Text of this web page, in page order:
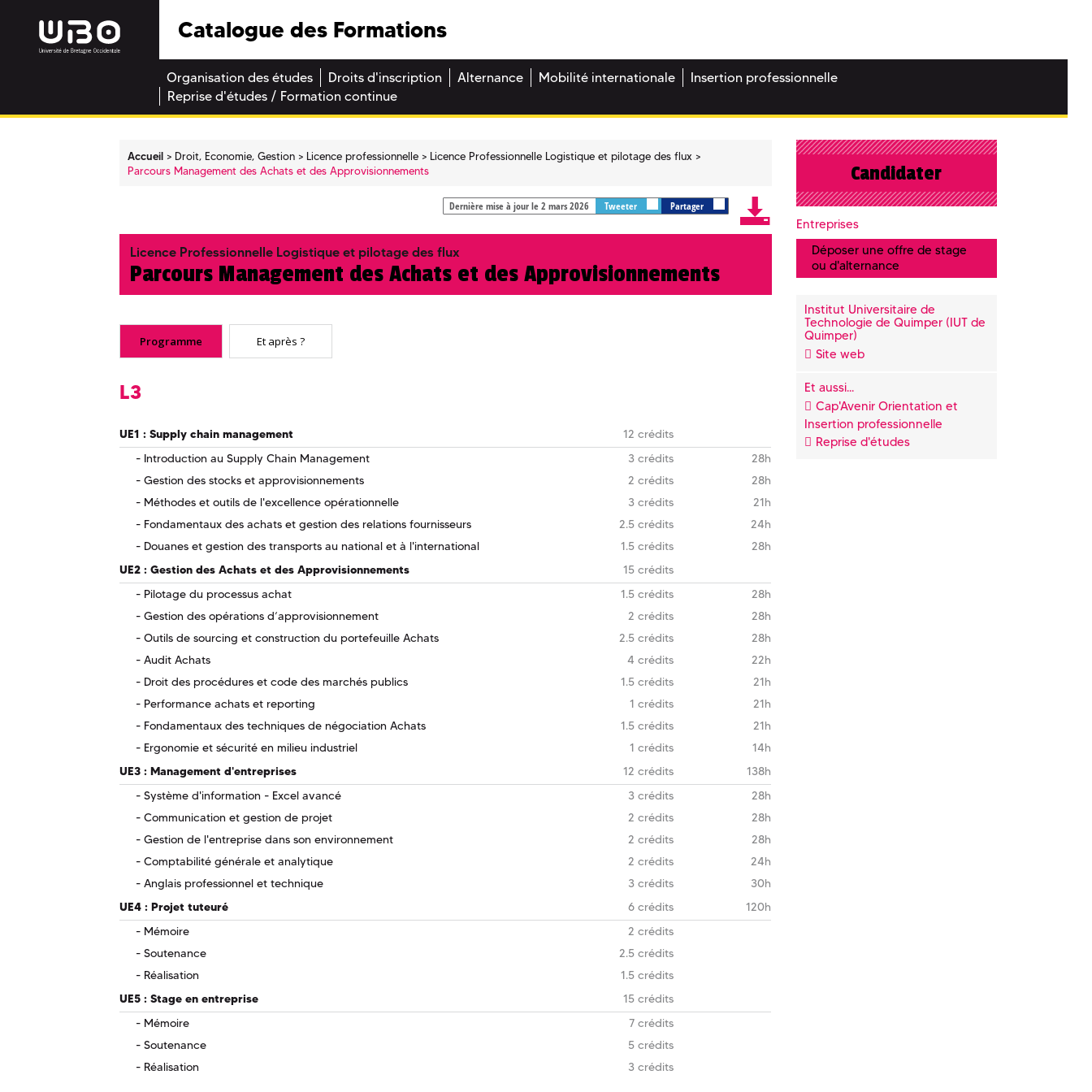
Catalogue des Formations
Organisation des études Droits d'inscription Alternance Mobilité internationale
Insertion professionnelle
Reprise d'études / Formation continue
Accueil Droit, Economie, Gestion Licence professionnelle
Licence Professionnelle Logistique et pilotage des flux
Parcours Management des Achats et des Approvisionnements
Dernière mise à jour le 2 mars 2026 Tweeter Partager
Licence Professionnelle Logistique et pilotage des flux
Parcours Management des Achats et des Approvisionnements
Programme Et après ?
L3
UE1 : Supply chain management
12 crédits
Introduction au Supply Chain Management
3 crédits
28h
Gestion des stocks et approvisionnements
2 crédits
28h
Méthodes et outils de l'excellence opérationnelle
3 crédits
21h
Fondamentaux des achats et gestion des relations fournisseurs
2.5 crédits
24h
Douanes et gestion des transports au national et à l'international
1.5 crédits
28h
UE2 : Gestion des Achats et des Approvisionnements
15 crédits
Pilotage du processus achat
1.5 crédits
28h
Gestion des opérations d’approvisionnement
2 crédits
28h
Outils de sourcing et construction du portefeuille Achats
2.5 crédits
28h
Audit Achats
4 crédits
22h
Droit des procédures et code des marchés publics
1.5 crédits
21h
Performance achats et reporting
1 crédits
21h
Fondamentaux des techniques de négociation Achats
1.5 crédits
21h
Ergonomie et sécurité en milieu industriel
1 crédits
14h
UE3 : Management d'entreprises
12 crédits
138h
Système d'information - Excel avancé
3 crédits
28h
Communication et gestion de projet
2 crédits
28h
Gestion de l'entreprise dans son environnement
2 crédits
28h
Comptabilité générale et analytique
2 crédits
24h
Anglais professionnel et technique
3 crédits
30h
UE4 : Projet tuteuré
6 crédits
120h
Mémoire
2 crédits
Soutenance
2.5 crédits
Réalisation
1.5 crédits
UE5 : Stage en entreprise
15 crédits
Mémoire
7 crédits
Soutenance
5 crédits
Réalisation
3 crédits
Candidater
Entreprises
Déposer une offre de stage
ou d'alternance
Institut Universitaire de
Technologie de Quimper (IUT de
Quimper)
Site web
Et aussi...
Cap'Avenir Orientation et
Insertion professionnelle
Reprise d'études